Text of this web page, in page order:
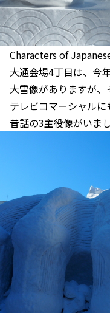
Characters of
大通会場4丁目は、今
大雪像がありますが、
テレビコマーシャルに
昔話の3主役像がいまし